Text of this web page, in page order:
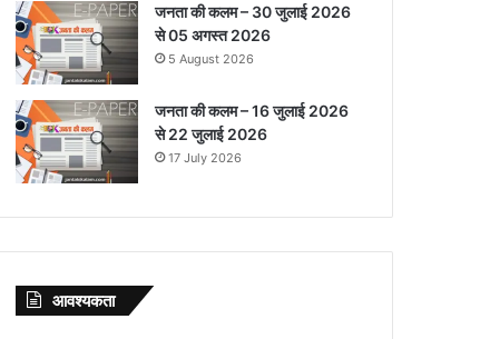
जनता की कलम – 30 जुलाई 2026
से 05 अगस्त 2026
5 August 2026
जनता की कलम – 16 जुलाई 2026
से 22 जुलाई 2026
17 July 2026
आवश्‍यकता